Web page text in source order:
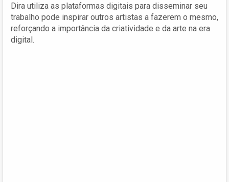
Dira utiliza as plataformas digitais para disseminar seu
trabalho pode inspirar outros artistas a fazerem o mesmo,
reforçando a importância da criatividade e da arte na era
digital.